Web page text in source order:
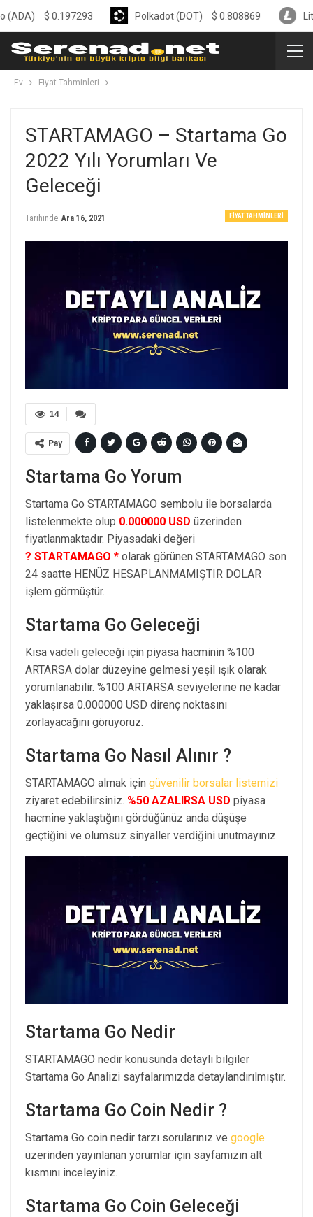
Ev Fiyat Tahminleri
STARTAMAGO – Startama Go
2022 Yılı Yorumları Ve
Geleceği
FIYAT TAHMINLERI
Tarihinde Ara 16, 2021
14
Pay
Startama Go Yorum
Startama Go STARTAMAGO sembolu ile borsalarda
listelenmekte olup 0.000000 USD üzerinden
fiyatlanmaktadır. Piyasadaki değeri
? STARTAMAGO * olarak görünen STARTAMAGO son
24 saatte HENÜZ HESAPLANMAMIŞTIR DOLAR
işlem görmüştür.
Startama Go Geleceği
Kısa vadeli geleceği için piyasa hacminin %100
ARTARSA dolar düzeyine gelmesi yeşil ışık olarak
yorumlanabilir. %100 ARTARSA seviyelerine ne kadar
yaklaşırsa 0.000000 USD direnç noktasını
zorlayacağını görüyoruz.
Startama Go Nasıl Alınır ?
STARTAMAGO almak için güvenilir borsalar listemizi
ziyaret edebilirsiniz. %50 AZALIRSA USD piyasa
hacmine yaklaştığını gördüğünüz anda düşüşe
geçtiğini ve olumsuz sinyaller verdiğini unutmayınız.
Startama Go Nedir
STARTAMAGO nedir konusunda detaylı bilgiler
Startama Go Analizi sayfalarımızda detaylandırılmıştır.
Startama Go Coin Nedir ?
Startama Go coin nedir tarzı sorularınız ve google
üzerinden yayınlanan yorumlar için sayfamızın alt
kısmını inceleyiniz.
Startama Go Coin Geleceği
$0.197293 Polkadot (DOT) $0.808869 Litecoin